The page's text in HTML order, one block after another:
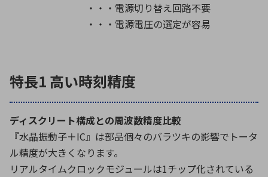
・・・電源切り替え回路不要
・・・電源電圧の選定が容易
特長1 高い時刻精度
ディスクリート構成との周波数精度比較
『水晶振動子＋IC』は部品個々のバラツキの影響でトータ
ル精度が大きくなります。
リアルタイムクロックモジュールは1チップ化されている